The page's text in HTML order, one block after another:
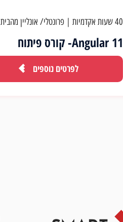
40 שעות אקדמיות |פרונטלי/ אונליין מהבית
Angular 11- קורס פיתוח
לפרטים נוספים